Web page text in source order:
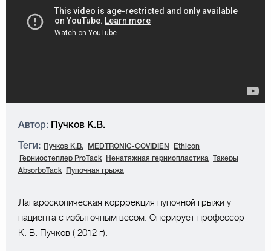
Автор: Пучков К.В.
Теги: Пучков К.В. MEDTRONIC-COVIDIEN
Ethicon
Герниостеплер ProTack
Ненатяжная герниопластика
Такеры
AbsorboTack
Пупочная грыжа
Лапароскопическая корррекция пупочной грыжи у
пациента с избыточным весом. Оперирует профессор
К. В. Пучков ( 2012 г).